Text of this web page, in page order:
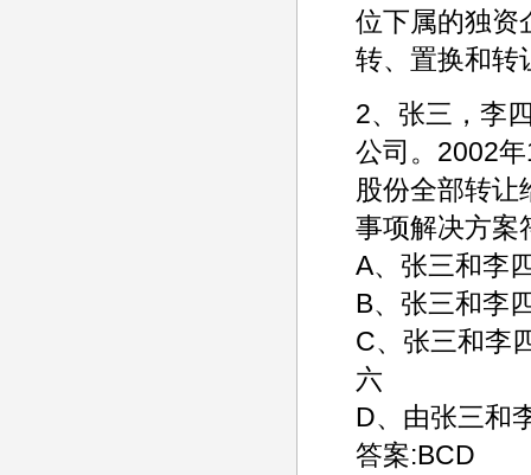
位下属的独资
转、置换和转
2、张三，李
公司。2002
股份全部转让
事项解决方案
A、张三和李
B、张三和李
C、张三和李
六
D、由张三和
答案:BCD